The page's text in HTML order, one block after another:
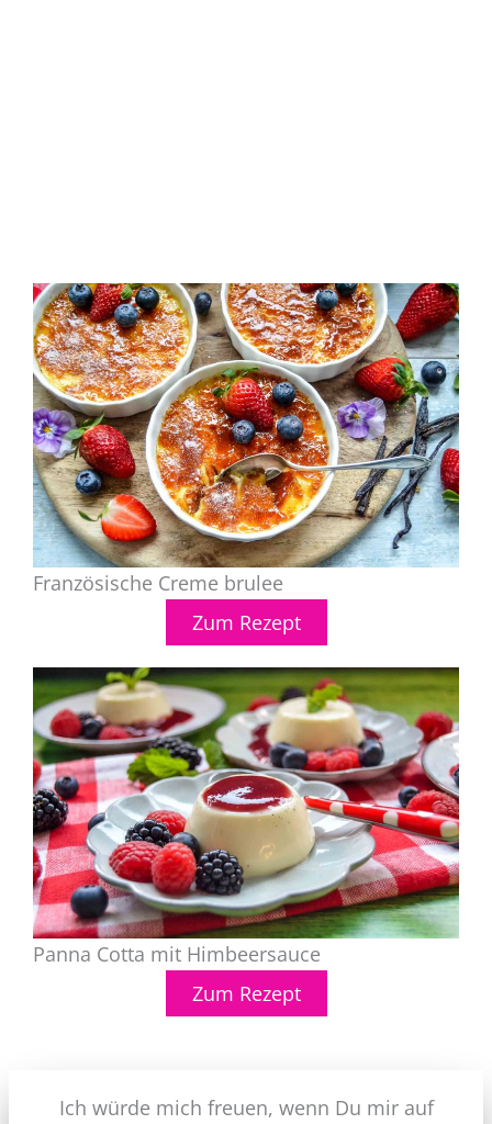
Französische Creme brulee
Zum Rezept
Panna Cotta mit Himbeersauce
Zum Rezept
Ich würde mich freuen, wenn Du mir auf